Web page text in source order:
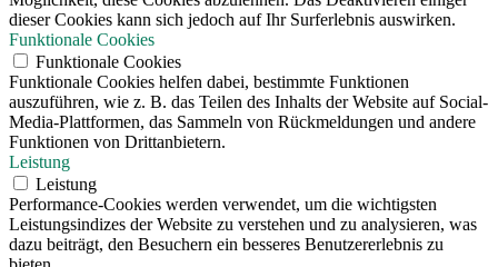
dieser Cookies kann sich jedoch auf Ihr Surferlebnis auswirken.
Funktionale Cookies
Funktionale Cookies
Funktionale Cookies helfen dabei, bestimmte Funktionen
auszuführen, wie z. B. das Teilen des Inhalts der Website auf Social-
Media-Plattformen, das Sammeln von Rückmeldungen und andere
Funktionen von Drittanbietern.
Leistung
Leistung
Performance-Cookies werden verwendet, um die wichtigsten
Leistungsindizes der Website zu verstehen und zu analysieren, was
dazu beiträgt, den Besuchern ein besseres Benutzererlebnis zu